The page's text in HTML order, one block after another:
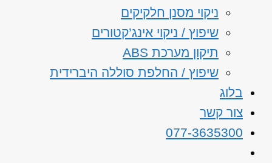
ניקוי מסנן חלקיקים
שיפוץ / ניקוי אינג’קטורים
תיקון מערכת ABS
שיפוץ / החלפת סוללה היברידית
בלוג
צור קשר
077-3635300